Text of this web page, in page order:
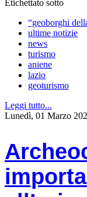
Etichettato sotto
“geoborghi
ultime notizie
news
turismo
aniene
lazio
geoturismo
Leggi tutto...
Lunedì, 01 Marzo